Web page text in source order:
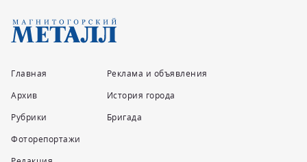
Главная
Архив
Рубрики
Фоторепортажи
Реклама и объявления
История города
Бригада